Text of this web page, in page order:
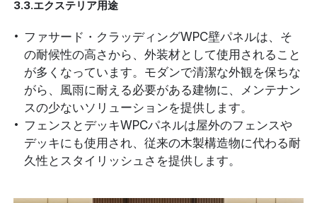
3.3.エクステリア用途
ファサード・クラッディングWPC壁パネルは、そ
の耐候性の高さから、外装材として使用されること
が多くなっています。モダンで清潔な外観を保ちな
がら、風雨に耐える必要がある建物に、メンテナン
スの少ないソリューションを提供します。
フェンスとデッキWPCパネルは屋外のフェンスや
デッキにも使用され、従来の木製構造物に代わる耐
久性とスタイリッシュさを提供します。